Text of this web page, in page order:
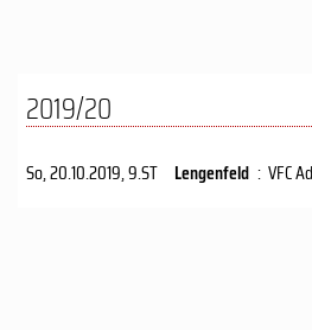
2019/20
So, 20.10.2019, 9.ST Lengenfeld : VFC